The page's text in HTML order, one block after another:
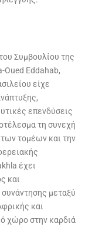
Συμβουλίου της
Oued Eddahab,
είχε
επενδύσεις
τη συνεχή
τομέων και την
έχει
και
μεταξύ
και
χώρο στην καρδιά